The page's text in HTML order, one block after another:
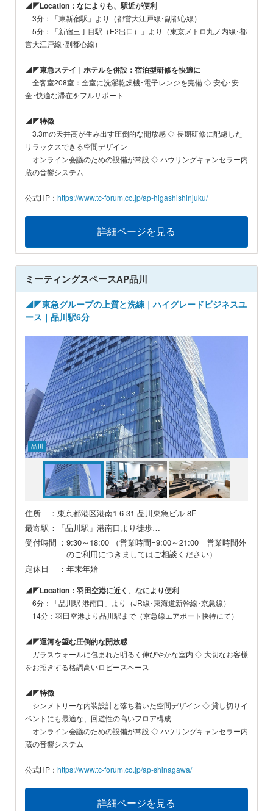
◢◤Location：なによりも、駅近が便利
3分：「東新宿駅」より（都営大江戸線･副都心線）
5分：「新宿三丁目駅（E2出口）」より（東京メトロ丸ノ内線･都
営大江戸線･副都心線）
◢◤東急ステイ｜ホテルを併設：宿泊型研修を快適に
全客室208室：全室に洗濯乾燥機･電子レンジを完備 ◇ 安心･安
全･快適な滞在をフルサポート
◢◤特徴
3.3mの天井高が生み出す圧倒的な開放感 ◇ 長期研修に配慮した
リラックスできる空間デザイン
オンライン会議のための設備が常設 ◇ ハウリングキャンセラー内
蔵の音響システム
公式HP： https://www.tc-forum.co.jp/ap-higashishinjuku/
詳細ページを見る
ミーティングスペースAP品川
◢◤東急グループの上質と洗練｜ハイグレードビジネスユ
品川
住所
：東京都港区港南1-6-31 品川東急ビル 8F
最寄駅 ：「品川駅」港南口より徒歩…
受付時間 ：9:30～18:00 （営業時間=9:00～21:00 営業時間外
のご利用につきましてはご相談ください）
定休日
：年末年始
◢◤Location：羽田空港に近く、なにより便利
6分：「品川駅 港南口」より（JR線･東海道新幹線･京急線）
14分：羽田空港より品川駅まで（京急線エアポート快特にて）
◢◤運河を望む圧倒的な開放感
ガラスウォールに包まれた明るく伸びやかな室内 ◇ 大切なお客様
をお招きする格調高いロビースペース
◢◤特徴
シンメトリーな内装設計と落ち着いた空間デザイン ◇ 貸し切りイ
ベントにも最適な、回遊性の高いフロア構成
オンライン会議のための設備が常設 ◇ ハウリングキャンセラー内
蔵の音響システム
公式HP： https://www.tc-forum.co.jp/ap-shinagawa/
詳細ページを見る